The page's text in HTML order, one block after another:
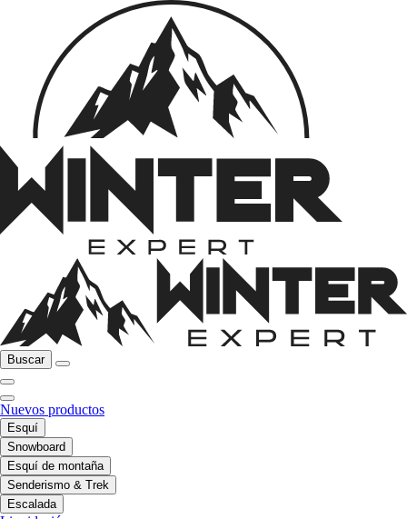
Buscar
Nuevos productos
Esquí
Snowboard
Esquí de montaña
Senderismo & Trek
Escalada